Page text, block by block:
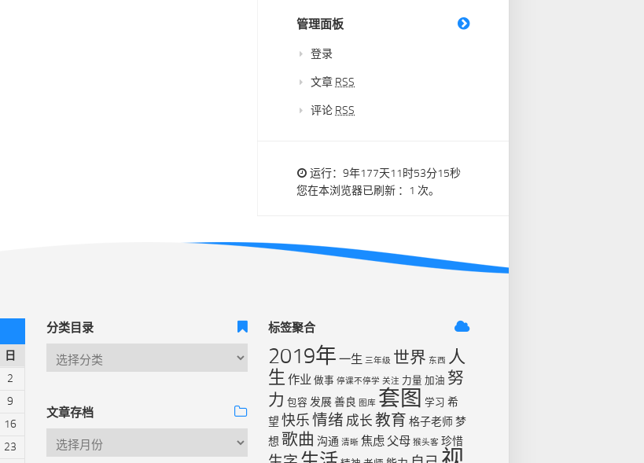
管理面板
登录
文章 RSS
评论 RSS
运行：9年177天11时53分15秒
您在本浏览器已刷新 ：1 次。
日
2
9
16
23
分类目录
文章存档
标签聚合
2019年 一生 三年级 世界 东西 人
生 作业 做事 停课不停学 关注 力量 加油 努
力 包容 发展善良 图库 套图 学习 希
望 快乐情绪 成长 教育 格子老师梦
想 歌曲 沟通 清晰 焦虑 父母 猴头客 珍惜